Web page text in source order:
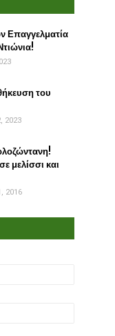
Επαγγελματία
του
2023
μελίσσι και
2016